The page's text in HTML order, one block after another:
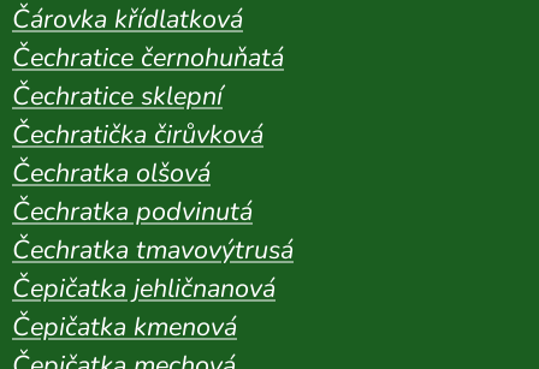
Čárovka křídlatková
Čechratice černohuňatá
Čechratice sklepní
Čechratička čirůvková
Čechratka olšová
Čechratka podvinutá
Čechratka tmavovýtrusá
Čepičatka jehličnanová
Čepičatka kmenová